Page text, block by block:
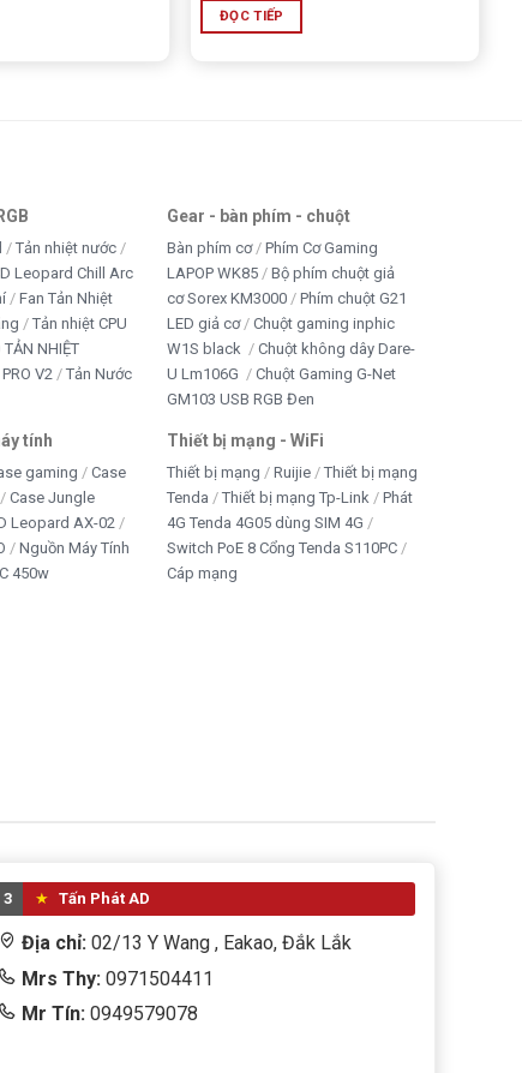
ĐỌC TIẾP
Tản nhiệt nước
Leopard Chill Arc
Fan Tản Nhiệt
Tản nhiệt CPU
TẢN NHIỆT
V2
Tản Nước
tính
gaming
Case
Case Jungle
Leopard AX-02
Nguồn Máy Tính
450w
Gear - bàn phím - chuột
Bàn phím cơ
Phím Cơ Gaming
LAPOP WK85
Bộ phím chuột giả
cơ Sorex KM3000
Phím chuột G21
LED giả cơ
Chuột gaming inphic
W1S black
Chuột không dây Dare-
U Lm106G
Chuột Gaming G-Net
GM103 USB RGB Đen
Thiết bị mạng - WiFi
Thiết bị mạng Ruijie
Thiết bị mạng
Tenda
Thiết bị mạng Tp-Link
Phát
4G Tenda 4G05 dùng SIM 4G
Switch PoE 8 Cổng Tenda S110PC
Cáp mạng
3 Tấn Phát AD
Địa chỉ:02/13 Y Wang , Eakao, Đắk Lắk
Mrs Thy: 0971504411
Mr Tín: 0949579078